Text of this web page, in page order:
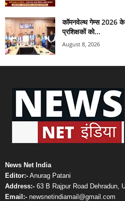
कॉमनवेल्थ गेम्स 2026
प्रशिक्षकों को...
August 8, 2026
News Net India
Editor:- Anurag Patani
Address:- 63 B Rajpur Road Dehradun,
Email:- newsnetindiamail@gmail.com